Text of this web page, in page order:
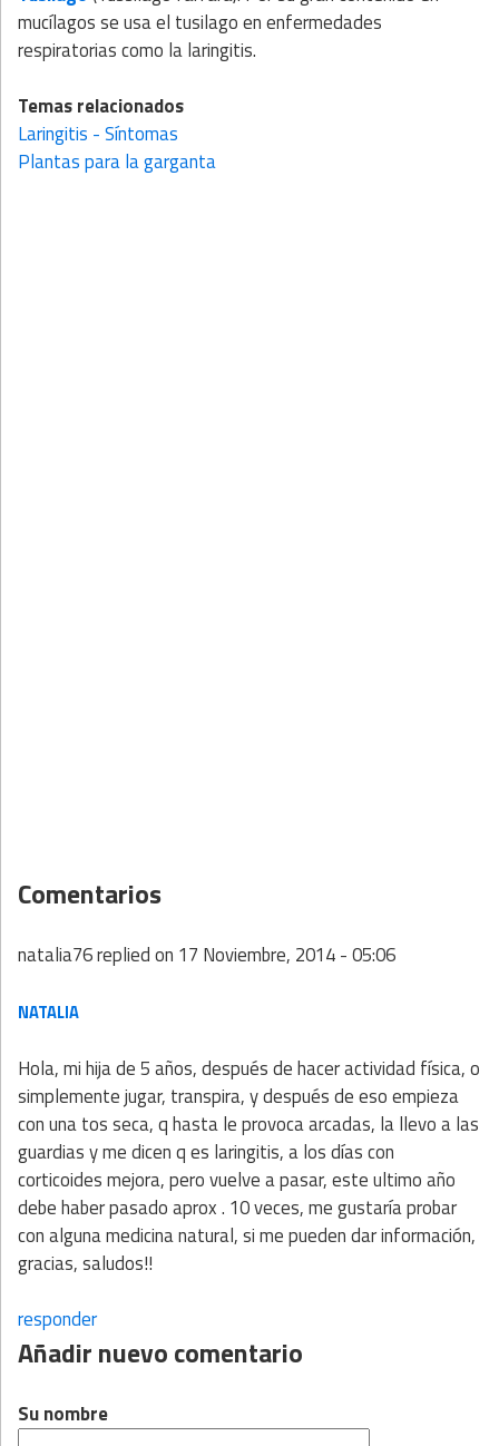
mucílagos se usa el tusilago en enfermedades
respiratorias como la laringitis.
Temas relacionados
Laringitis - Síntomas
Plantas para la garganta
Comentarios
natalia76replied on 17 Noviembre, 2014 - 05:06
NATALIA
Hola, mi hija de 5 años, después de hacer actividad física, o
simplemente jugar, transpira, y después de eso empieza
con una tos seca, q hasta le provoca arcadas, la llevo a las
guardias y me dicen q es laringitis, a los días con
corticoides mejora, pero vuelve a pasar, este ultimo año
debe haber pasado aprox . 10 veces, me gustaría probar
con alguna medicina natural, si me pueden dar información,
gracias, saludos!!
responder
Añadir nuevo comentario
Su nombre